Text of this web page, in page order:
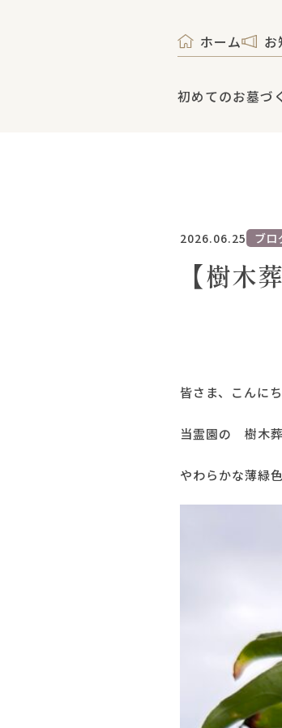
ホーム お
初めてのお墓づ
2026.06.25 ブロ
【樹木
皆さま、こんにち
当霊園の 樹木
やわらかな薄緑